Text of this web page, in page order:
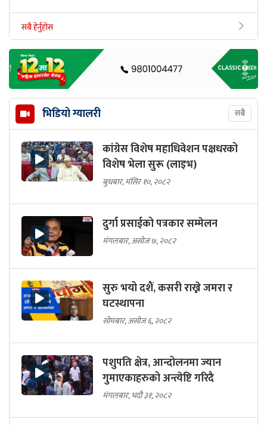
सबै हेर्नुहोस
भिडियो ग्यालरी सबै
कांग्रेस विशेष महाधिवेशन पक्षधरको
विशेष भेला सुरू (लाइभ)
बुधबार, मंसिर १०, २०८२
दुर्गा प्रसाईको पत्रकार सम्मेलन
मंगलबार, असोज ७, २०८२
सुरु भयो दशैं, कसरी राख्ने जमरा र
घटस्थापना
सोमबार, असोज ६, २०८२
पशुपति क्षेत्र, आन्दोलनमा ज्यान
गुमाएकाहरुको अन्त्येष्टि गरिदै
मंगलबार, भदौ ३१, २०८२